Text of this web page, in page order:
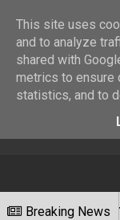
Breaking News
||Πλήθος
This site uses
and to analyze
shared with
metrics to ensure
statistics, and to